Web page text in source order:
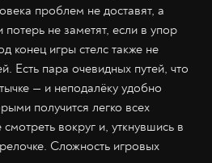
проблем не доставят, а
не заметят, если в упор
конец игры стелс также не
Есть пара очевидных путей, что
— и неподалёку удобно
получится легко всех
вокруг и, уткнувшись в
Сложность игровых